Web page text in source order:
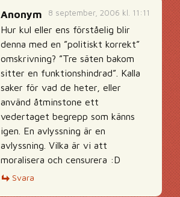
8 september, 2006 kl. 11:11
Anonym
Hur kul eller ens förståelig blir
denna med en ”politiskt korrekt”
omskrivning? ”Tre säten bakom
sitter en funktionshindrad”. Kalla
saker för vad de heter, eller
använd åtminstone ett
vedertaget begrepp som känns
igen. En avlyssning är en
avlyssning. Vilka är vi att
moralisera och censurera :D
Svara